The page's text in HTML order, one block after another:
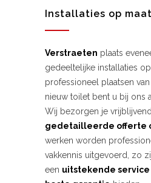
Installaties op maat
Verstraeten plaats
gedeeltelijke installaties
professioneel plaatsen
nieuw toilet bent u bij ons
Wij bezorgen je
gedetailleerde offerte
werken worden
vakkennis uitgevoerd, zo
een uitstekende service